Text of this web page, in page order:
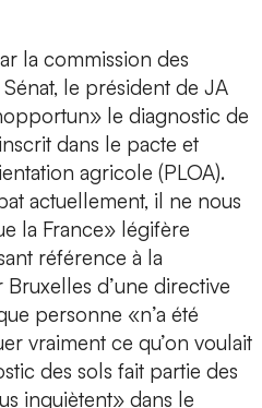
la commission des
le président de JA
le diagnostic de
dans le pacte et
agricole (PLOA).
actuellement, il ne nous
la France» légifère
référence à la
d’une directive
personne «n’a été
vraiment ce qu’on voulait
des sols fait partie des
inquiètent» dans le